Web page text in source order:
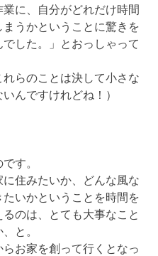
に、自分がどれだけ時間
まうかということに驚きを
でした。」とおっしゃって
れらのことは決して小さな
んですけれどね！）
す。
に住みたいか、どんな風な
たいかということを時間を
のは、とても大事なこと
と。
お家を創って行くとなっ